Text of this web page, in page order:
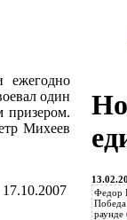
ежегодно
один
призером.
Михеев
17.10.2007
Федор
раунде